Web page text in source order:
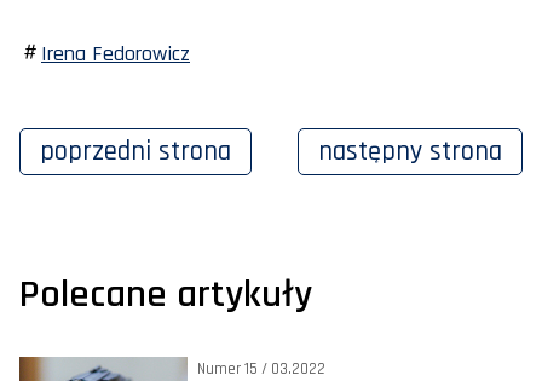
Irena Fedorowicz
poprzedni strona następny strona
Polecane artykuły
Numer 15 / 03.2022